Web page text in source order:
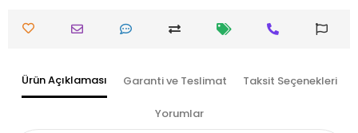
Ürün Açıklaması Garanti ve Teslimat Taksit Seçenekleri
Yorumlar